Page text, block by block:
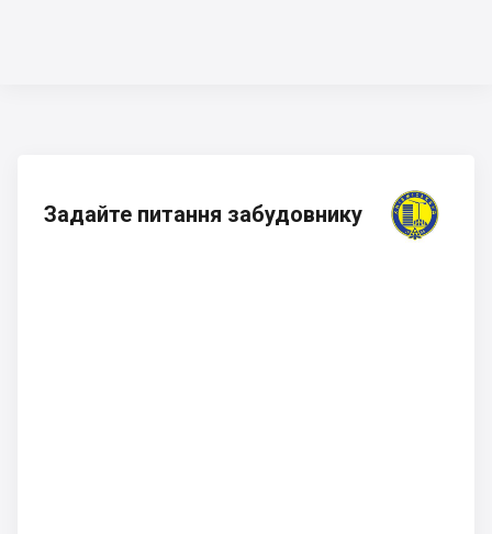
Задайте питання забудовнику